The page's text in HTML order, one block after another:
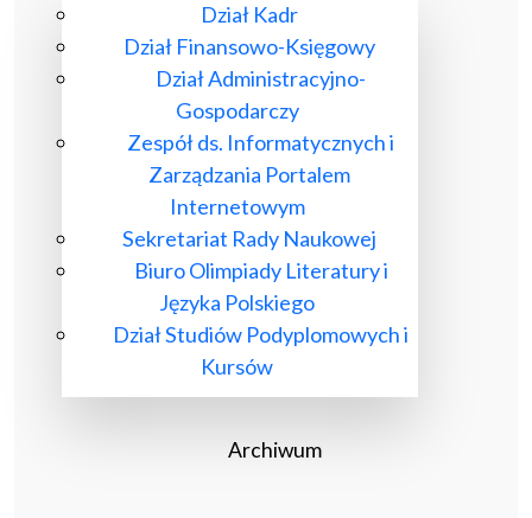
Dział Kadr
Dział Finansowo-Księgowy
Dział Administracyjno-
Gospodarczy
Zespół ds. Informatycznych i
Zarządzania Portalem
Internetowym
Sekretariat Rady Naukowej
Biuro Olimpiady Literatury i
Języka Polskiego
Dział Studiów Podyplomowych i
Kursów
Archiwum